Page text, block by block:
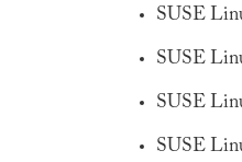
SUSE
SUSE
SUSE
SUSE